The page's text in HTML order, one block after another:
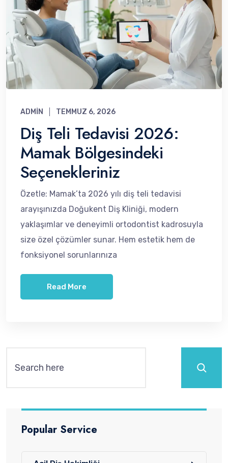
ADMIN TEMMUZ 6, 2026
Diş Teli Tedavisi 2026:
Mamak Bölgesindeki
Seçenekleriniz
Özetle: Mamak’ta 2026 yılı diş teli tedavisi
arayışınızda Doğukent Diş Kliniği, modern
yaklaşımlar ve deneyimli ortodontist kadrosuyla
size özel çözümler sunar. Hem estetik hem de
fonksiyonel sorunlarınıza
Read More
Popular Service